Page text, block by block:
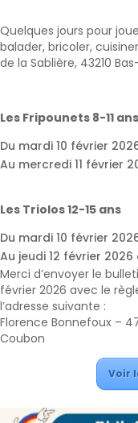
Quelques jours pour
balader, bricoler,
de la Sablière, 43210
Les Fripounets 8-11
Du mardi 10 février
Au mercredi 11 février
Les Triolos 12-15 ans
Du mardi 10 février
Au jeudi 12 février 2026
Merci d’envoyer le
février 2026 avec le
l’adresse suivante :
Florence Bonnefoux –
Coubon
Voir